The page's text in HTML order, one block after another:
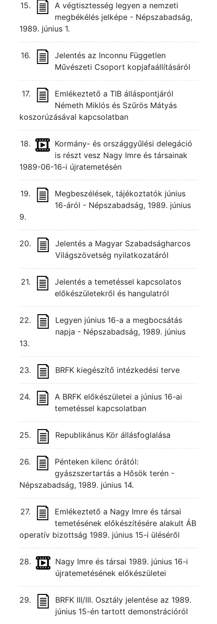
15.
A végtisztesség legyen a nemzeti
megbékélés jelképe - Népszabadság,
1989. június 1.
16.
Jelentés az Inconnu Független
Művészeti Csoport kopjafaállításáról
17.
Emlékeztető a TIB álláspontjáról
Németh Miklós és Szűrös Mátyás
koszorúzásával kapcsolatban
18.
Kormány- és országgyűlési delegáció
is részt vesz Nagy Imre és társainak
1989-06-16-i újratemetésén
19.
Megbeszélések, tájékoztatók június
16-áról - Népszabadság, 1989. június
9.
20.
Jelentés a Magyar Szabadságharcos
Világszövetség nyilatkozatáról
21.
Jelentés a temetéssel kapcsolatos
előkészületekről és hangulatról
22.
Legyen június 16-a a megbocsátás
napja - Népszabadság, 1989. június
13.
23. BRFK kiegészítő intézkedési terve
24.
A BRFK előkészületei a június 16-ai
temetéssel kapcsolatban
25. Republikánus Kör állásfoglalása
26.
Pénteken kilenc órától:
gyászszertartás a Hősök terén -
Népszabadság, 1989. június 14.
27.
Emlékeztető a Nagy Imre és társai
temetésének előkészítésére alakult ÁB
operatív bizottság 1989. június 15-i üléséről
28.
Nagy Imre és társai 1989. június 16-i
újratemetésének előkészületei
29.
BRFK III/III. Osztály jelentése az 1989.
június 15-én tartott demonstrációról